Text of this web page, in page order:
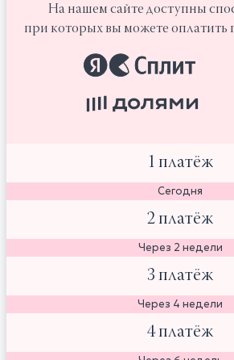
На нашем сайте доступны
при которых вы можете оплатить
1 платёж
Сегодня
2 платёж
Через 2 недели
3 платёж
Через 4 недели
4 платёж